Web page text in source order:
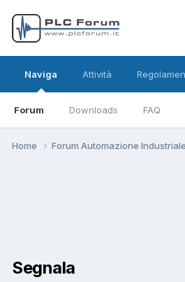
Naviga
Forum Downloads FAQ
Attività
Home Forum Automazione Industriale
Segnala